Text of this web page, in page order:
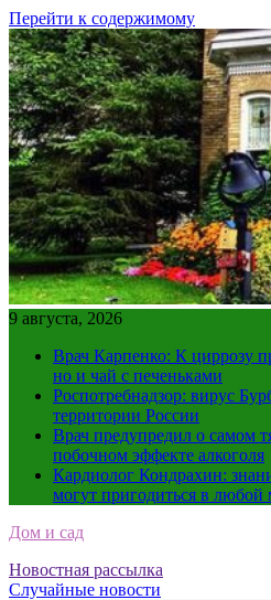
Перейти к содержимому
9 августа, 2026
Врач Карпенко: К циррозу
но и чай с печеньками
Роспотребнадзор: вирус
территории России
Врач предупредил о самом
побочном эффекте алкоголя
Кардиолог Кондрахин:
могут пригодиться в любой
Дом и сад
Новостная рассылка
Случайные новости